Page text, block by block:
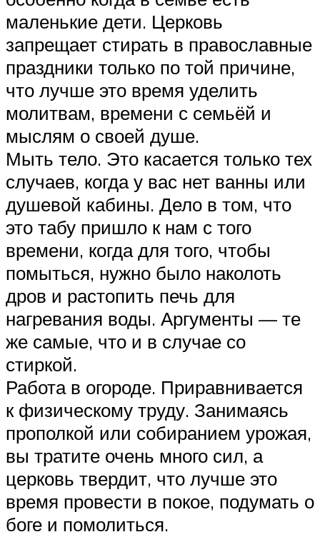
маленькие дети. Церковь
запрещает стирать в православные
праздники только по той причине,
что лучше это время уделить
молитвам, времени с семьёй и
мыслям о своей душе.
Мыть тело. Это касается только тех
случаев, когда у вас нет ванны или
душевой кабины. Дело в том, что
это табу пришло к нам с того
времени, когда для того, чтобы
помыться, нужно было наколоть
дров и растопить печь для
нагревания воды. Аргументы — те
же самые, что и в случае со
стиркой.
Работа в огороде. Приравнивается
к физическому труду. Занимаясь
прополкой или собиранием урожая,
вы тратите очень много сил, а
церковь твердит, что лучше это
время провести в покое, подумать о
боге и помолиться.